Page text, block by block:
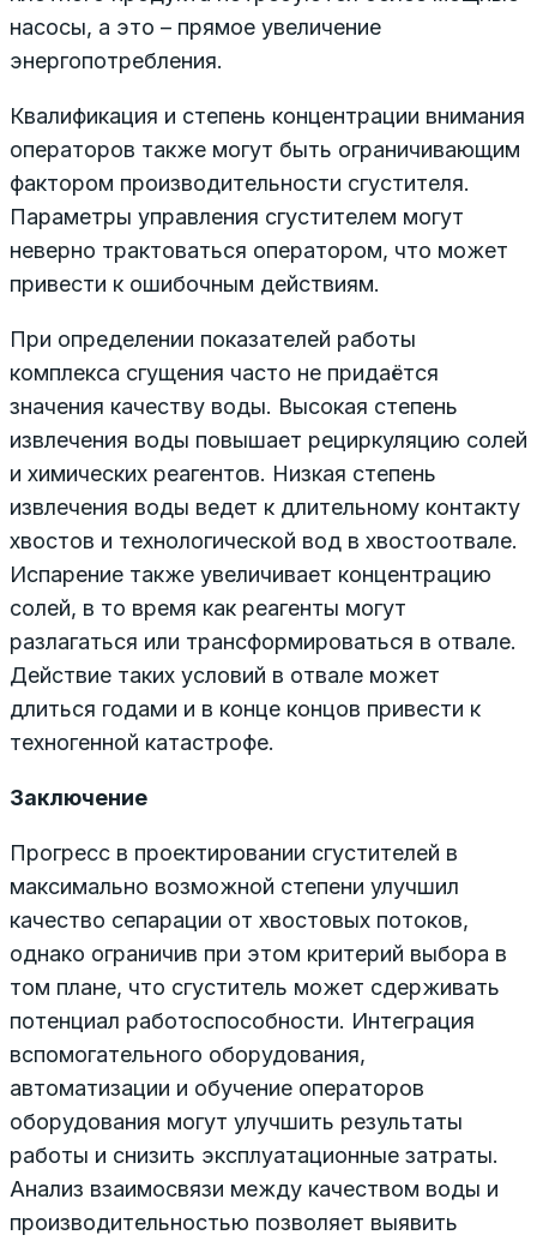
насосы, а это – прямое увеличение
энергопотребления.
Квалификация и степень концентрации внимания
операторов также могут быть ограничивающим
фактором производительности сгустителя.
Параметры управления сгустителем могут
неверно трактоваться оператором, что может
привести к ошибочным действиям.
При определении показателей работы
комплекса сгущения часто не придаётся
значения качеству воды. Высокая степень
извлечения воды повышает рециркуляцию солей
и химических реагентов. Низкая степень
извлечения воды ведет к длительному контакту
хвостов и технологической вод в хвостоотвале.
Испарение также увеличивает концентрацию
солей, в то время как реагенты могут
разлагаться или трансформироваться в отвале.
Действие таких условий в отвале может
длиться годами и в конце концов привести к
техногенной катастрофе.
Заключение
Прогресс в проектировании сгустителей в
максимально возможной степени улучшил
качество сепарации от хвостовых потоков,
однако ограничив при этом критерий выбора в
том плане, что сгуститель может сдерживать
потенциал работоспособности. Интеграция
вспомогательного оборудования,
автоматизации и обучение операторов
оборудования могут улучшить результаты
работы и снизить эксплуатационные затраты.
Анализ взаимосвязи между качеством воды и
производительностью позволяет выявить